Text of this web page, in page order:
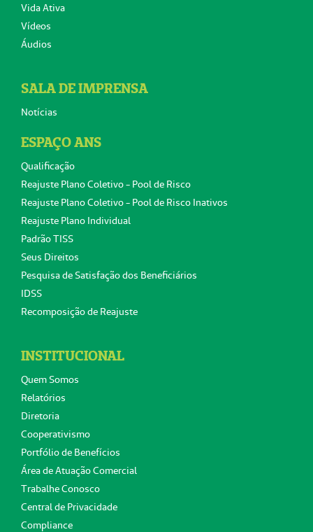
Vida Ativa
Vídeos
Áudios
SALA DE IMPRENSA
Notícias
ESPAÇO ANS
Qualificação
Reajuste Plano Coletivo - Pool de Risco
Reajuste Plano Coletivo - Pool de Risco Inativos
Reajuste Plano Individual
Padrão TISS
Seus Direitos
Pesquisa de Satisfação dos Beneficiários
IDSS
Recomposição de Reajuste
INSTITUCIONAL
Quem Somos
Relatórios
Diretoria
Cooperativismo
Portfólio de Benefícios
Área de Atuação Comercial
Trabalhe Conosco
Central de Privacidade
Compliance